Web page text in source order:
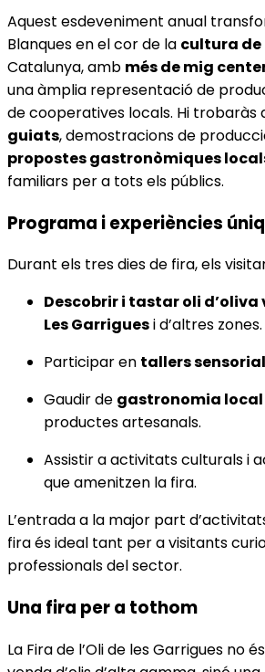
Aquest esdeveniment anual
Blanques en el cor de la cultura de
Catalunya, amb més de mig
una àmplia representació de
de cooperatives locals. Hi trobaràs
guiats, demostracions de
propostes gastronòmiques
familiars per a tots els públics.
Programa i experiències
Durant els tres dies de fira, els
Descobrir i tastar oli d’oliva
Les Garriguesi d’altres zones.
Participar en tallers
Gaudir de gastronomia local
productes artesanals.
Assistir a activitats culturals i
que amenitzen la fira.
L’entrada a la major part
fira és ideal tant per a visitants
professionals del sector.
Una fira per a tothom
La Fira de l’Oli de les Garrigues no